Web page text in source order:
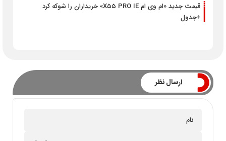
قیمت جدید «ام وی ام X۵۵ PRO IE» خریداران را شوکه کرد
+جدول
ارسال نظر